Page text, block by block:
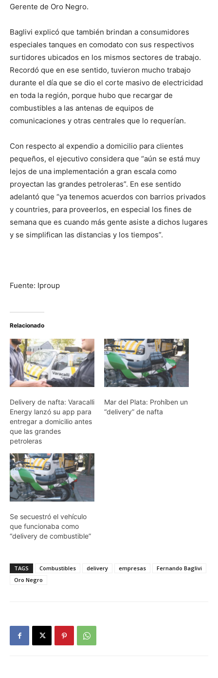
Gerente de Oro Negro.
Baglivi explicó que también brindan a consumidores
especiales tanques en comodato con sus respectivos
surtidores ubicados en los mismos sectores de trabajo.
Recordó que en ese sentido, tuvieron mucho trabajo
durante el día que se dio el corte masivo de electricidad
en toda la región, porque hubo que recargar de
combustibles a las antenas de equipos de
comunicaciones y otras centrales que lo requerían.
Con respecto al expendio a domicilio para clientes
pequeños, el ejecutivo considera que “aún se está muy
lejos de una implementación a gran escala como
proyectan las grandes petroleras”. En ese sentido
adelantó que “ya tenemos acuerdos con barrios privados
y countries, para proveerlos, en especial los fines de
semana que es cuando más gente asiste a dichos lugares
y se simplifican las distancias y los tiempos”.
Fuente: Iproup
Relacionado
Delivery de nafta: Varacalli
Energy lanzó su app para
entregar a domicilio antes
que las grandes
petroleras
Mar del Plata: Prohíben un
“delivery” de nafta
Se secuestró el vehículo
que funcionaba como
“delivery de combustible”
TAGS Combustibles delivery empresas
Fernando Baglivi
Oro Negro